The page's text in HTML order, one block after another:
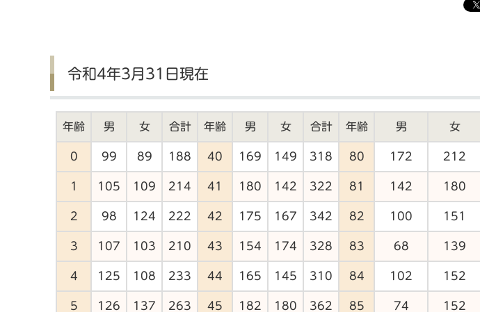
令和4年3月31日現在
年齢 男 女 合計 年齢 男 女 合計 年齢 男 女
0 99 89 188 40 169 149 318 80 172 212
1 105 109 214 41 180 142 322 81 142 180
2 98 124 222 42 175 167 342 82 100 151
3 107 103 210 43 154 174 328 83 68 139
4 125 108 233 44 165 145 310 84 102 152
5 126 137 263 45 182 180 362 85 74 152